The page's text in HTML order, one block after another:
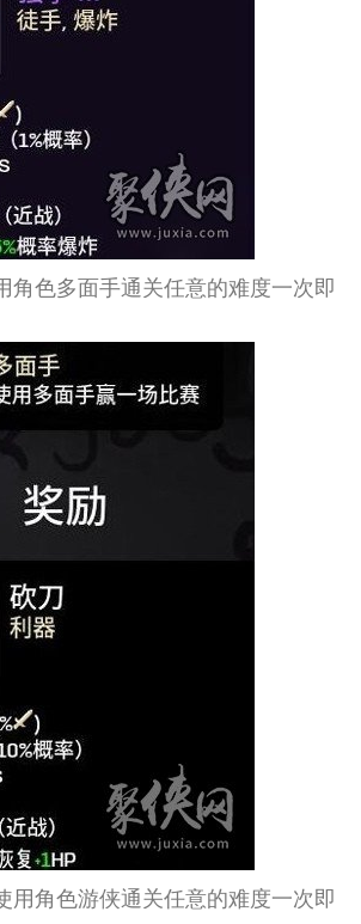
角色多面手通关任意的难度一次即
用角色游侠通关任意的难度一次即